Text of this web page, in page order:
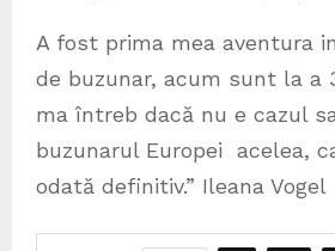
A fost prima mea aventura
de buzunar, acum sunt la a
ma întreb dacă nu e cazul
buzunarul Europei acelea,
odată definitiv.” Ileana Vogel